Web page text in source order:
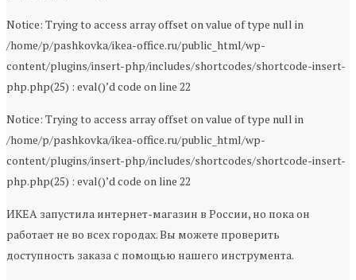
Notice: Trying to access array offset on value of type null in
/home/p/pashkovka/ikea-office.ru/public_html/wp-
content/plugins/insert-php/includes/shortcodes/shortcode-insert-
php.php(25) : eval()’d code on line 22
Notice: Trying to access array offset on value of type null in
/home/p/pashkovka/ikea-office.ru/public_html/wp-
content/plugins/insert-php/includes/shortcodes/shortcode-insert-
php.php(25) : eval()’d code on line 22
ИКЕА запустила интернет-магазин в России, но пока он
работает не во всех городах. Вы можете проверить
доступность заказа с помощью нашего инструмента.